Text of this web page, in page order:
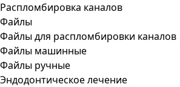
Распломбировка каналов
Файлы
Файлы для распломбировки каналов
Файлы машинные
Файлы ручные
Эндодонтическое лечение